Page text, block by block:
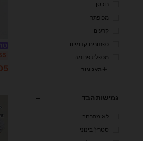
רוכסן
מכופתר
קרעים
כפתורים קדמיים
מכפלת פרומה
הצג עור
גמישות הבד
לא מתרחב
סטרץ' בינוני